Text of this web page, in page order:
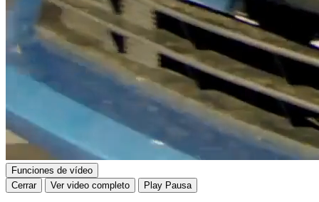
Funciones de vídeo
Cerrar
Ver video completo Play Pausa